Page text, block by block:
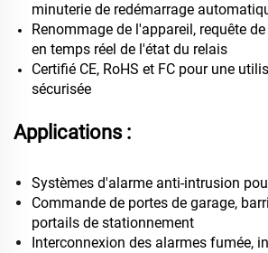
minuterie de redémarrage
Renommage de l'appareil, requête
en temps réel de l'état du relais
Certifié CE, RoHS et FC pour une
sécurisée
Applications :
Systèmes d'alarme anti-intrusion
Commande de portes de garage,
portails de stationnement
Interconnexion des alarmes fumée,